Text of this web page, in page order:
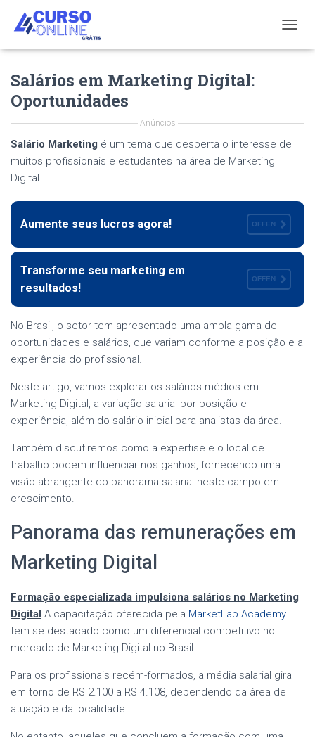
O
V
N
Salários em Marketing Digital:
Oportunidades
Anúncios
Salário Marketing é um tema que desperta o interesse de
muitos profissionais e estudantes na área de Marketing
Digital.
Aumente seus lucros agora! OFFEN
Transforme seu marketing em
resultados!
OFFEN
No Brasil, o setor tem apresentado uma ampla gama de
oportunidades e salários, que variam conforme a posição e a
experiência do profissional.
Neste artigo, vamos explorar os salários médios em
Marketing Digital, a variação salarial por posição e
experiência, além do salário inicial para analistas da área.
Também discutiremos como a expertise e o local de
trabalho podem influenciar nos ganhos, fornecendo uma
visão abrangente do panorama salarial neste campo em
crescimento.
Panorama das remunerações em
Marketing Digital
Formação especializada impulsiona salários no Marketing
Digital A capacitação oferecida pela MarketLab Academy
tem se destacado como um diferencial competitivo no
mercado de Marketing Digital no Brasil.
Para os profissionais recém-formados, a média salarial gira
em torno de R$ 2.100 a R$ 4.108, dependendo da área de
atuação e da localidade.